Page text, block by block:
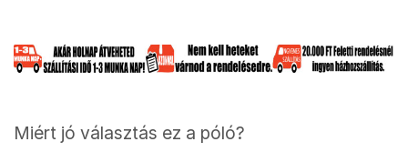
Miért jó választás ez a póló?